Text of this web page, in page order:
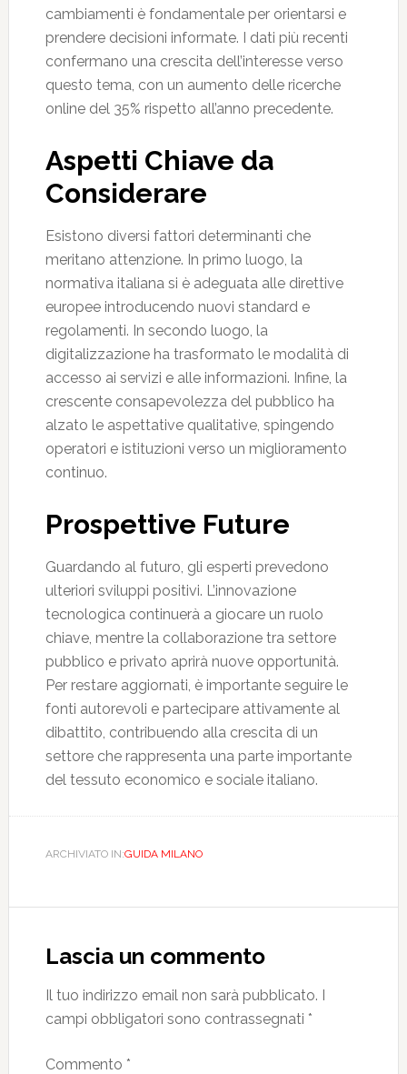
cambiamenti è fondamentale per orientarsi e
prendere decisioni informate. I dati più recenti
confermano una crescita dell’interesse verso
questo tema, con un aumento delle ricerche
online del 35% rispetto all’anno precedente.
Aspetti Chiave da
Considerare
Esistono diversi fattori determinanti che
meritano attenzione. In primo luogo, la
normativa italiana si è adeguata alle direttive
europee introducendo nuovi standard e
regolamenti. In secondo luogo, la
digitalizzazione ha trasformato le modalità di
accesso ai servizi e alle informazioni. Infine, la
crescente consapevolezza del pubblico ha
alzato le aspettative qualitative, spingendo
operatori e istituzioni verso un miglioramento
continuo.
Prospettive Future
Guardando al futuro, gli esperti prevedono
ulteriori sviluppi positivi. L’innovazione
tecnologica continuerà a giocare un ruolo
chiave, mentre la collaborazione tra settore
pubblico e privato aprirà nuove opportunità.
Per restare aggiornati, è importante seguire le
fonti autorevoli e partecipare attivamente al
dibattito, contribuendo alla crescita di un
settore che rappresenta una parte importante
del tessuto economico e sociale italiano.
ARCHIVIATO IN:GUIDA MILANO
del
lettore
Lascia un commento
Il tuo indirizzo email non sarà pubblicato. I
campi obbligatori sono contrassegnati *
Commento *